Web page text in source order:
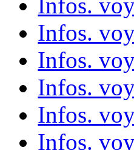
Infos.
Infos.
Infos.
Infos.
Infos.